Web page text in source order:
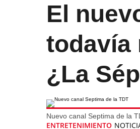
El
todavía
¿La
Nuevo canal Septima de la
ENTRETENIMIENTO